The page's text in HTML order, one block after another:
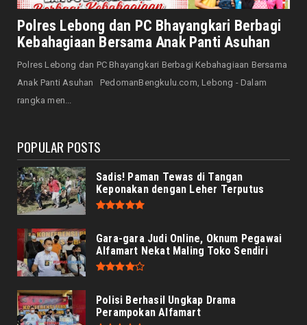
NASIONAL
Senator Leni John Latief: Saatnya
Mengutamakan Rehabilitasi
NASIONAL
Prabowo Apresiasi Teknologi Genteng Ramah
Polres Lebong dan PC Bhayangkari Berbagi
Kebahagiaan Bersama Anak Panti Asuhan
Polres Lebong dan PC Bhayangkari Berbagi Kebahagiaan Bersama
Anak Panti Asuhan PedomanBengkulu.com, Lebong - Dalam
rangka men...
POPULAR POSTS
Sadis! Paman Tewas di Tangan
Keponakan dengan Leher Terputus
Gara-gara Judi Online, Oknum Pegawai
Alfamart Nekat Maling Toko Sendiri
Polisi Berhasil Ungkap Drama
Perampokan Alfamart